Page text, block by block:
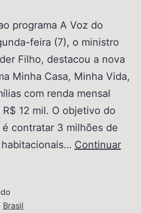
programa A Voz do
feira (7), o ministro
Filho, destacou a nova
Minha Casa, Minha Vida,
com renda mensal
12 mil. O objetivo do
contratar 3 milhões de
Continuar
Brasil